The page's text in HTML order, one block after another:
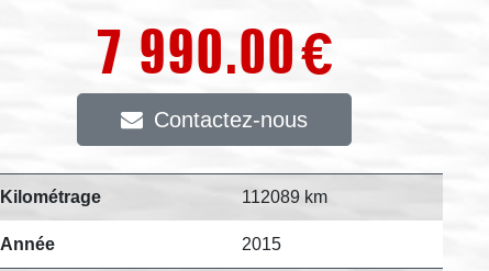
7 990.00€
Contactez-nous
Kilométrage 112089 km
Année 2015